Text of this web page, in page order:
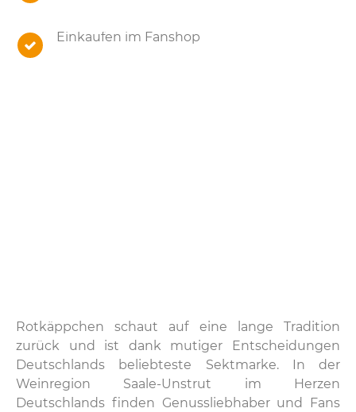
Einkaufen im Fanshop
Rotkäppchen schaut auf eine lange Tradition
zurück und ist dank mutiger Entscheidungen
Deutschlands beliebteste Sektmarke. In der
Weinregion Saale-Unstrut im Herzen
Deutschlands finden Genussliebhaber und Fans